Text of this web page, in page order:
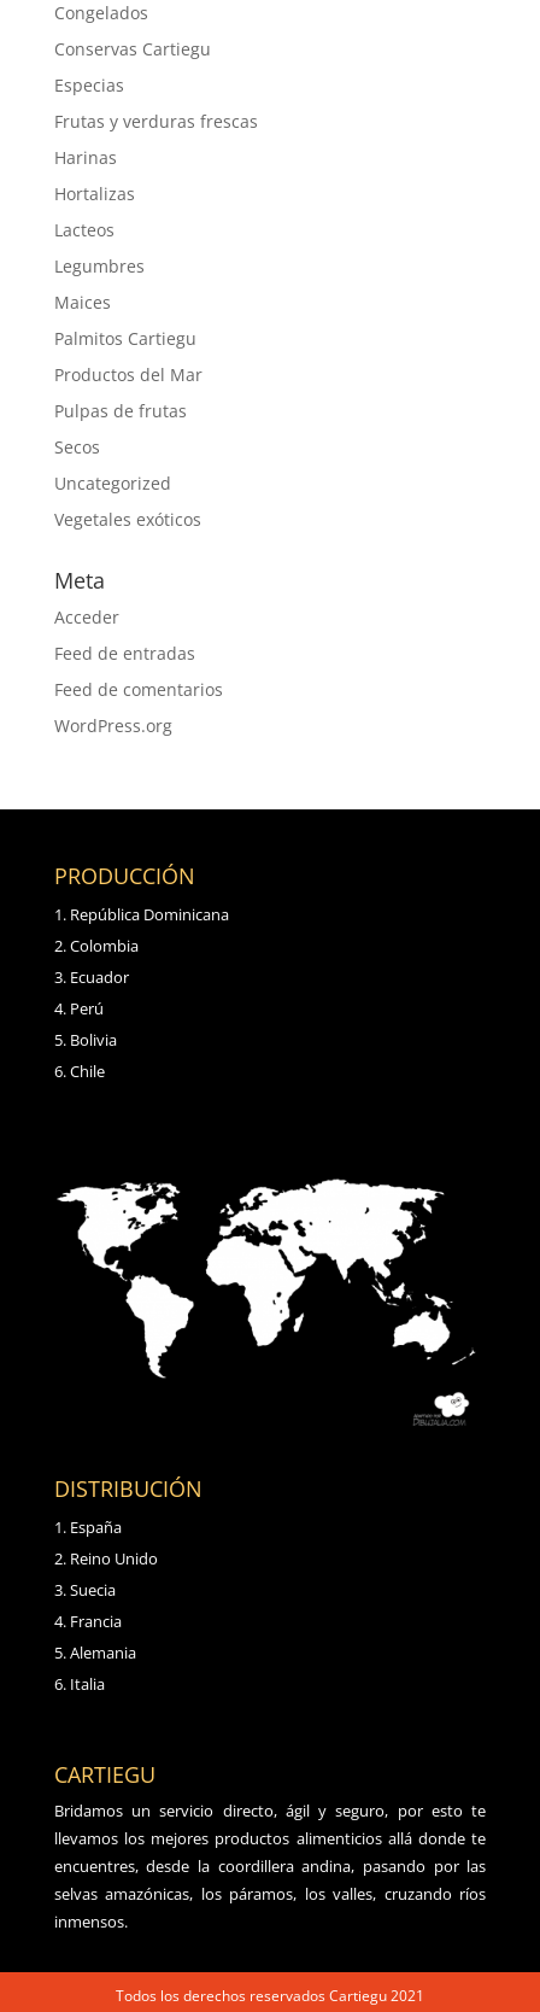
Congelados
Conservas Cartiegu
Especias
Frutas y verduras frescas
Harinas
Hortalizas
Lacteos
Legumbres
Maices
Palmitos Cartiegu
Productos del Mar
Pulpas de frutas
Secos
Uncategorized
Vegetales exóticos
Meta
Acceder
Feed de entradas
Feed de comentarios
WordPress.org
PRODUCCIÓN
República Dominicana
Colombia
Ecuador
Perú
Bolivia
Chile
DISTRIBUCIÓN
España
Reino Unido
Suecia
Francia
Alemania
Italia
CARTIEGU
Bridamos un servicio directo, ágil y seguro, por esto te
llevamos los mejores productos alimenticios allá donde te
encuentres, desde la coordillera andina, pasando por las
selvas amazónicas, los páramos, los valles, cruzando ríos
inmensos.
Todos los derechos reservados Cartiegu 2021